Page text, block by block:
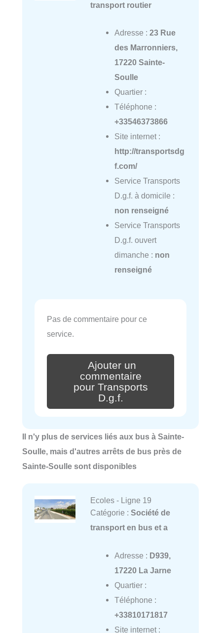
transport routier
Adresse : 23 Rue
des Marronniers,
17220 Sainte-
Soulle
Quartier :
Téléphone :
+33546373866
Site internet :
http://transportsdg
f.com/
Service Transports
D.g.f. à domicile :
non renseigné
Service Transports
D.g.f. ouvert
dimanche : non
renseigné
Pas de commentaire pour ce
service.
Ajouter un
commentaire
pour Transports
D.g.f.
Il n'y plus de services liés aux bus à Sainte-
Soulle, mais d'autres arrêts de bus près de
Sainte-Soulle sont disponibles
Ecoles - Ligne 19
Catégorie : Société de
transport en bus et a
Adresse : D939,
17220 La Jarne
Quartier :
Téléphone :
+33810171817
Site internet :